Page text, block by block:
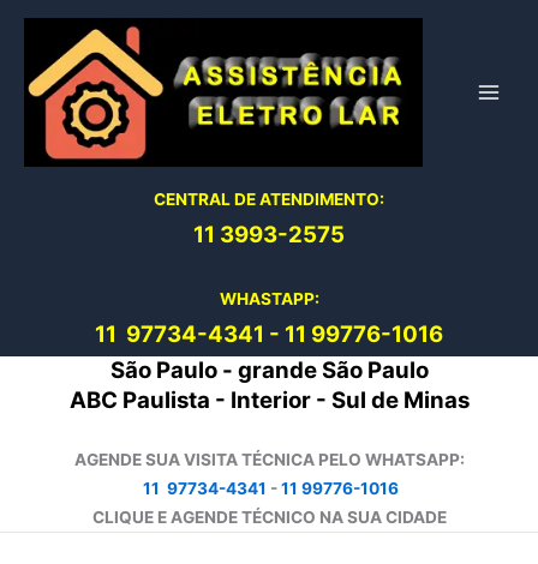
conteúdo
CENTRAL DE ATENDIMENTO:
11 3993-2575
WHASTAPP:
11 97734-4341 - 11 99776-1016
São Paulo - grande São Paulo
ABC Paulista - Interior - Sul de Minas
AGENDE SUA VISITA TÉCNICA PELO WHATSAPP:
11 97734-4341 -11 99776-1016
CLIQUE E AGENDE TÉCNICO NA SUA CIDADE